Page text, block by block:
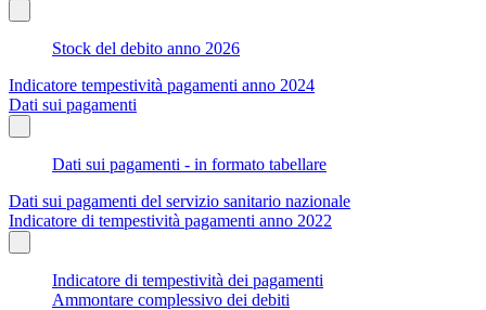
Stock del debito anno 2026
Indicatore tempestività pagamenti anno 2024
Dati sui pagamenti
Dati sui pagamenti - in formato tabellare
Dati sui pagamenti del servizio sanitario nazionale
Indicatore di tempestività pagamenti anno 2022
Indicatore di tempestività dei pagamenti
Ammontare complessivo dei debiti